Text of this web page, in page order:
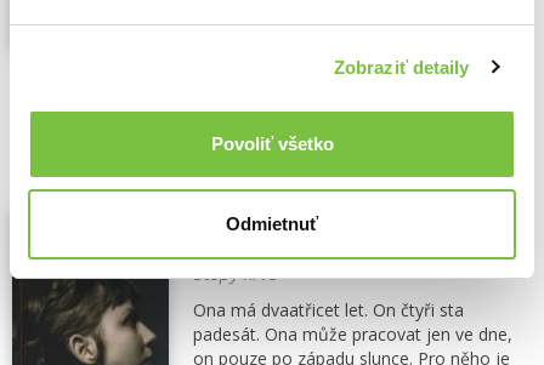
Zobraziť detaily
Povoliť všetko
Odmietnuť
něco nemyslitelného...Zobraziť viac
🍌 Odosielame o 8 dní.
Krevní pouta: Kniha druhá
Stopy krve
Ona má dvaatřicet let. On čtyři sta
padesát. Ona může pracovat jen ve dne,
on pouze po západu slunce. Pro něho je